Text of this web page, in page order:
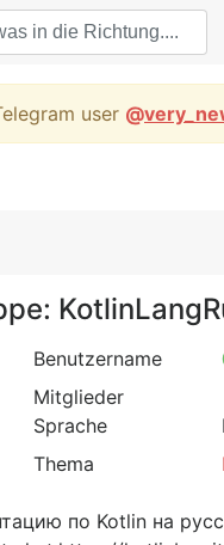
user @
Benutzername
Mitglieder
Sprache
Thema
по Kotlin на